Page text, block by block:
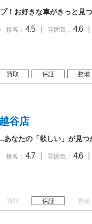
！お好きな車がきっと見
接客： 4.5 雰囲気： 4.6
買取 保証 整備
谷店
なたの「欲しい」が見つ
接客： 4.7 雰囲気： 4.6
買取 保証 整備